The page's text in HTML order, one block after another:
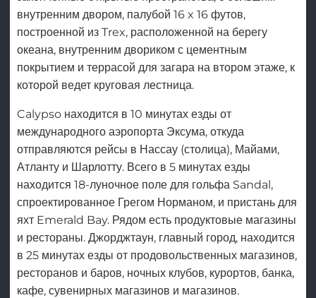
внутренним двором, палубой 16 x 16 футов,
построенной из Trex, расположенной на берегу
океана, внутренним двориком с цементным
покрытием и террасой для загара на втором этаже, к
которой ведет круговая лестница.
Calypso находится в 10 минутах езды от
международного аэропорта Эксума, откуда
отправляются рейсы в Нассау (столица), Майами,
Атланту и Шарлотту. Всего в 5 минутах езды
находится 18-луночное поле для гольфа Sandal,
спроектированное Грегом Норманом, и пристань для
яхт Emerald Bay. Рядом есть продуктовые магазины
и рестораны. Джорджтаун, главный город, находится
в 25 минутах езды от продовольственных магазинов,
ресторанов и баров, ночных клубов, курортов, банка,
кафе, сувенирных магазинов и магазинов.